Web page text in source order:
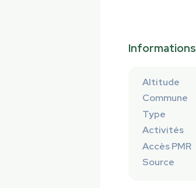
Informations
Altitude
Commune
Type
Activités
Accès PMR
Source